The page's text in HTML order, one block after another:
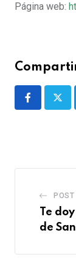
Página web:
Te
de